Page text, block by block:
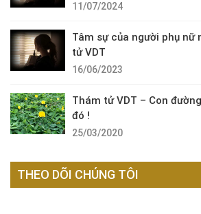
11/07/2024
Tâm sự của người phụ nữ
tử VDT
16/06/2023
Thám tử VDT – Con
đó !
25/03/2020
THEO DÕI CHÚNG TÔI